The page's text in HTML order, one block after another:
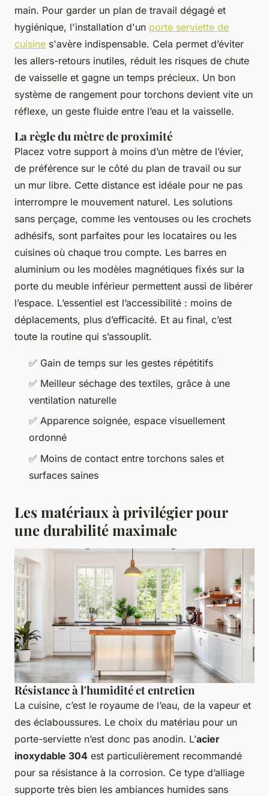
main. Pour garder un plan de travail dégagé et
hygiénique, l'installation d'un porte serviette de
cuisine s'avère indispensable. Cela permet d’éviter
les allers-retours inutiles, réduit les risques de chute
de vaisselle et gagne un temps précieux. Un bon
système de rangement pour torchons devient vite un
réflexe, un geste fluide entre l’eau et la vaisselle.
La règle du mètre de proximité
Placez votre support à moins d’un mètre de l’évier,
de préférence sur le côté du plan de travail ou sur
un mur libre. Cette distance est idéale pour ne pas
interrompre le mouvement naturel. Les solutions
sans perçage, comme les ventouses ou les crochets
adhésifs, sont parfaites pour les locataires ou les
cuisines où chaque trou compte. Les barres en
aluminium ou les modèles magnétiques fixés sur la
porte du meuble inférieur permettent aussi de libérer
l’espace. L’essentiel est l’accessibilité : moins de
déplacements, plus d’efficacité. Et au final, c’est
toute la routine qui s’assouplit.
✅ Gain de temps sur les gestes répétitifs
✅ Meilleur séchage des textiles, grâce à une
ventilation naturelle
✅ Apparence soignée, espace visuellement
ordonné
✅ Moins de contact entre torchons sales et
surfaces saines
Les matériaux à privilégier pour
une durabilité maximale
Résistance à l'humidité et entretien
La cuisine, c’est le royaume de l’eau, de la vapeur et
des éclaboussures. Le choix du matériau pour un
porte-serviette n’est donc pas anodin. L’acier
inoxydable 304 est particulièrement recommandé
pour sa résistance à la corrosion. Ce type d’alliage
supporte très bien les ambiances humides sans